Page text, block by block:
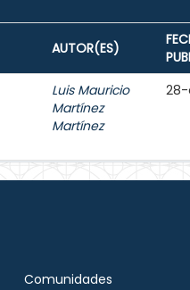
AUTOR(ES)
Luis Mauricio
Martínez
Martínez
28-
Comunidades